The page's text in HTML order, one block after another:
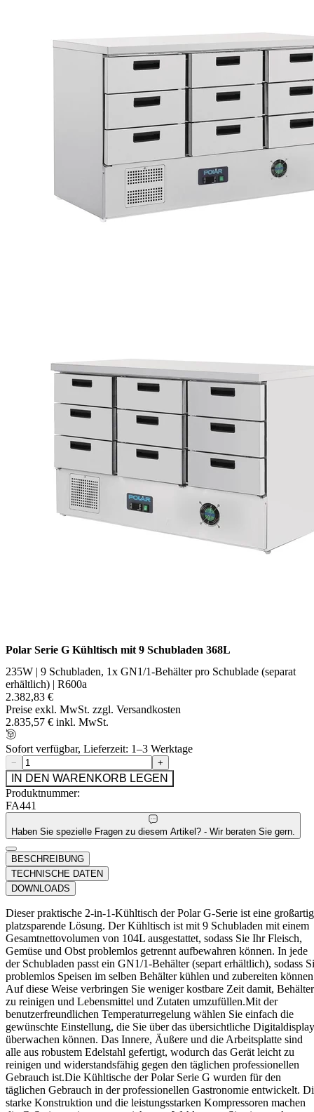
Polar Serie G Kühltisch mit 9 Schubladen 368L
235W | 9 Schubladen, 1x GN1/1-Behälter pro Schublade (separat
erhältlich) | R600a
2.382,83 €
Preise exkl. MwSt. zzgl. Versandkosten
2.835,57 € inkl. MwSt.
Sofort verfügbar, Lieferzeit: 1–3 Werktage
− +
IN DEN WARENKORB LEGEN
Produktnummer:
FA441
Haben Sie spezielle Fragen zu diesem Artikel? - Wir beraten Sie gern.
BESCHREIBUNG
TECHNISCHE DATEN
DOWNLOADS
Dieser praktische 2-in-1-Kühltisch der Polar G-Serie ist eine
platzsparende Lösung. Der Kühltisch ist mit 9 Schubladen mit einem
Gesamtnettovolumen von 104L ausgestattet, sodass Sie Ihr Fleisch,
Gemüse und Obst problemlos getrennt aufbewahren können. In jede
der Schubladen passt ein GN1/1-Behälter (separt erhältlich), sodass
problemlos Speisen im selben Behälter kühlen und zubereiten
Auf diese Weise verbringen Sie weniger kostbare Zeit damit, Behälter
zu reinigen und Lebensmittel und Zutaten umzufüllen.Mit der
benutzerfreundlichen Temperaturregelung wählen Sie einfach die
gewünschte Einstellung, die Sie über das übersichtliche Digitaldisplay
überwachen können. Das Innere, Äußere und die Arbeitsplatte sind
alle aus robustem Edelstahl gefertigt, wodurch das Gerät leicht zu
reinigen und widerstandsfähig gegen den täglichen professionellen
Gebrauch ist.Die Kühltische der Polar Serie G wurden für den
täglichen Gebrauch in der professionellen Gastronomie entwickelt.
starke Konstruktion und die leistungsstarken Kompressoren machen